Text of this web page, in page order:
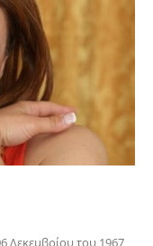
Δεκεμβρίου του 1967